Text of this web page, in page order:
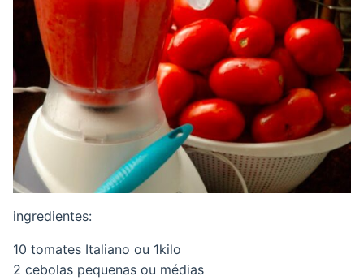
ingredientes:
10 tomates Italiano ou 1kilo
2 cebolas pequenas ou médias